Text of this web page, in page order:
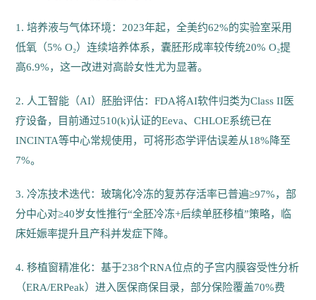
1. 培养液与气体环境：2023年起，全美约62%的实验室采用
低氧（5% O₂）连续培养体系，囊胚形成率较传统20% O₂提
高6.9%，这一改进对高龄女性尤为显著。
2. 人工智能（AI）胚胎评估：FDA将AI软件归类为Class II医
疗设备，目前通过510(k)认证的Eeva、CHLOE系统已在
INCINTA等中心常规使用，可将形态学评估误差从18%降至
7%。
3. 冷冻技术迭代：玻璃化冷冻的复苏存活率已普遍≥97%，部
分中心对≥40岁女性推行“全胚冷冻+后续单胚移植”策略，临
床妊娠率提升且产科并发症下降。
4. 移植窗精准化：基于238个RNA位点的子宫内膜容受性分析
（ERA/ERPeak）进入医保商保目录，部分保险覆盖70%费